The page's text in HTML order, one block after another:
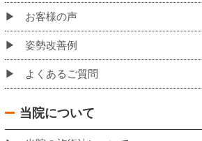
バスでお越しの場合の当院への道のり